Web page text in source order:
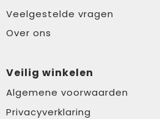
Veelgestelde vragen
Over ons
Veilig winkelen
Algemene voorwaarden
Privacyverklaring